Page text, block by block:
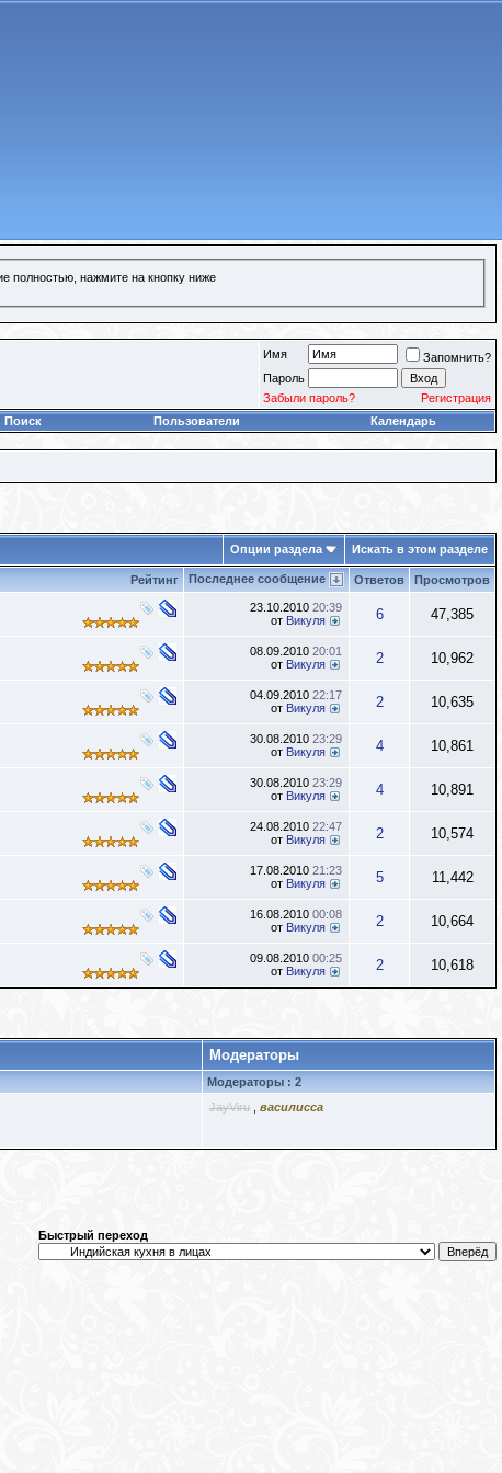
полностью, нажмите на кнопку ниже
Имя
Запомнить?
Пароль
Забыли пароль?
Регистрация
Поиск Пользователи Календарь
Опции раздела Искать в этом разделе
Рейтинг Последнее сообщение Ответов Просмотров
23.10.2010 20:39
от Викуля 6 47,385
08.09.2010 20:01
от Викуля 2 10,962
04.09.2010 22:17
от Викуля 2 10,635
30.08.2010 23:29
от Викуля 4 10,861
30.08.2010 23:29
от Викуля 4 10,891
24.08.2010 22:47
от Викуля 2 10,574
17.08.2010 21:23
от Викуля 5 11,442
16.08.2010 00:08
от Викуля 2 10,664
09.08.2010 00:25
от Викуля 2 10,618
Модераторы
Модераторы : 2
JayViru василисса
Быстрый переход